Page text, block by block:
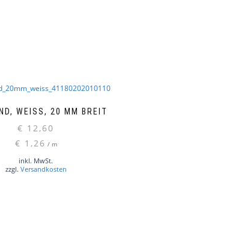
WEISS, 20 MM BREIT
€ 12,60
€ 1,26 / m
inkl. MwSt.
zzgl. Versandkosten